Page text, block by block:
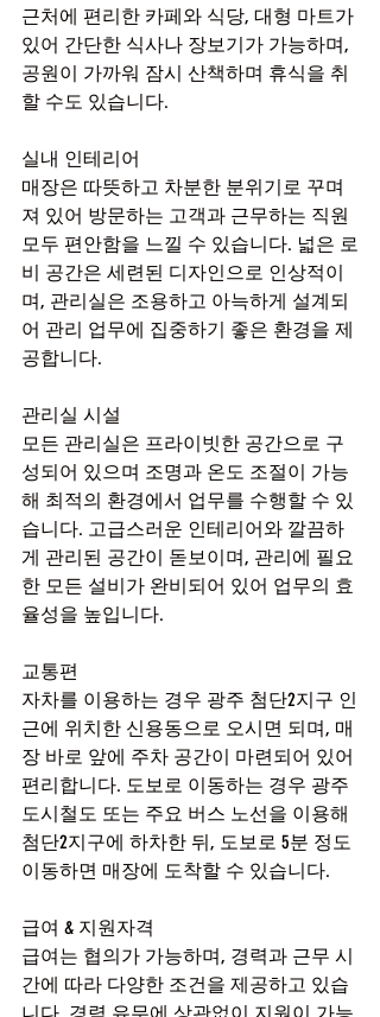
근처에 편리한 카페와 식당, 대형 마트가
있어 간단한 식사나 장보기가 가능하며,
공원이 가까워 잠시 산책하며 휴식을 취
할 수도 있습니다.
실내 인테리어
매장은 따뜻하고 차분한 분위기로 꾸며
져 있어 방문하는 고객과 근무하는 직원
모두 편안함을 느낄 수 있습니다. 넓은 로
비 공간은 세련된 디자인으로 인상적이
며, 관리실은 조용하고 아늑하게 설계되
어 관리 업무에 집중하기 좋은 환경을 제
공합니다.
관리실 시설
모든 관리실은 프라이빗한 공간으로 구
성되어 있으며 조명과 온도 조절이 가능
해 최적의 환경에서 업무를 수행할 수 있
습니다. 고급스러운 인테리어와 깔끔하
게 관리된 공간이 돋보이며, 관리에 필요
한 모든 설비가 완비되어 있어 업무의 효
율성을 높입니다.
교통편
자차를 이용하는 경우 광주 첨단2지구 인
근에 위치한 신용동으로 오시면 되며, 매
장 바로 앞에 주차 공간이 마련되어 있어
편리합니다. 도보로 이동하는 경우 광주
도시철도 또는 주요 버스 노선을 이용해
첨단2지구에 하차한 뒤, 도보로 5분 정도
이동하면 매장에 도착할 수 있습니다.
급여 & 지원자격
급여는 협의가 가능하며, 경력과 근무 시
간에 따라 다양한 조건을 제공하고 있습